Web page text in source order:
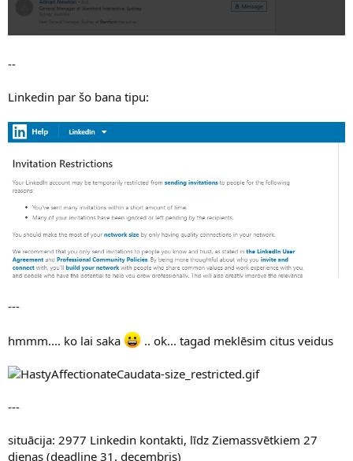
--
Linkedin par šo bana tipu:
---
hmmm.... ko lai saka .. ok... tagad meklēsim citus veidus
---
situācija: 2977 Linkedin kontakti, līdz Ziemassvētkiem 27
dienas (deadline 31. decembris)